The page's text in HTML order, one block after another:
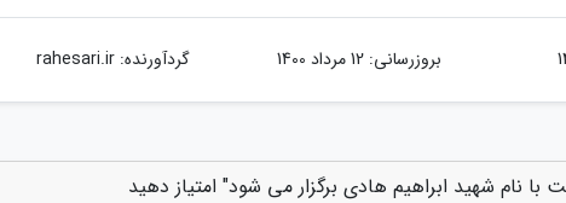
بروزرسانی: 12 مرداد 1400 گردآورنده:rahesari.ir
با نام شهید ابراهیم هادی برگزار می شود" امتیاز دهید